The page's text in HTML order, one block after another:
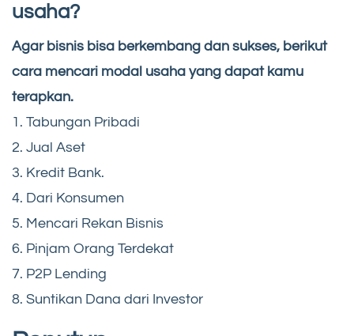
usaha?
Agar bisnis bisa berkembang dan sukses, berikut
cara mencari modal usaha yang dapat kamu
terapkan.
1. Tabungan Pribadi
2. Jual Aset
3. Kredit Bank.
4. Dari Konsumen
5. Mencari Rekan Bisnis
6. Pinjam Orang Terdekat
7. P2P Lending
8. Suntikan Dana dari Investor